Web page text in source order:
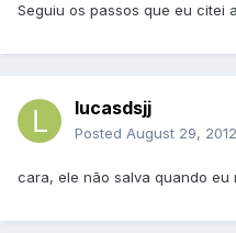
Seguiu os passos que eu citei
lucasdsjj
Posted August 29, 2012
cara, ele não salva quando eu